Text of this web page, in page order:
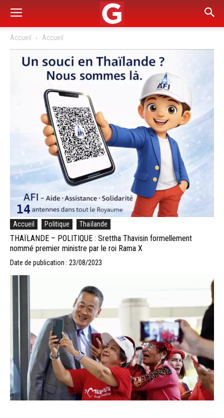
Accueil Accueil
Accueil Politique Thaïlande
THAÏLANDE – POLITIQUE : Srettha Thavisin formellement
nommé premier ministre par le roi Rama X
Date de publication : 23/08/2023